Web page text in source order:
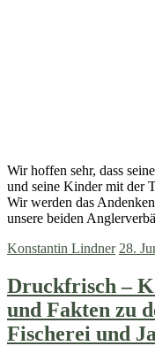
Wir hoffen sehr, dass
und seine Kinder mit der
Wir werden das
unsere beiden
Konstantin Lindner 28.
Druckfrisch –
und Fakten zu
Fischerei und